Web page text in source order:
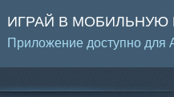
ИГРАЙ В
Приложение доступно для